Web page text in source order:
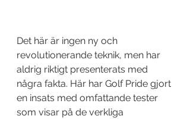
Det här är ingen ny och
revolutionerande teknik, men har
aldrig riktigt presenterats med
några fakta. Här har Golf Pride gjort
en insats med omfattande tester
som visar på de verkliga